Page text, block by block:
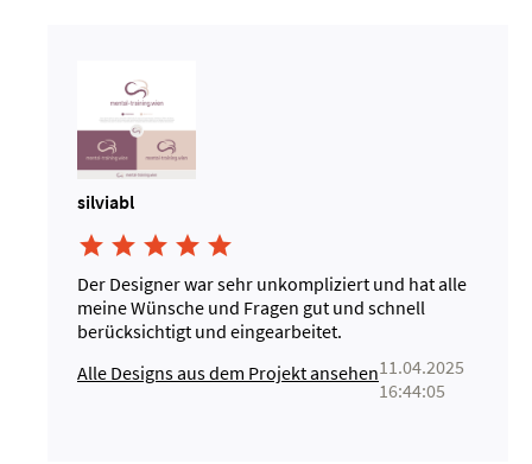
silviabl
    
Der Designer war sehr unkompliziert und hat alle
meine Wünsche und Fragen gut und schnell
berücksichtigt und eingearbeitet.
Alle Designs aus dem Projekt ansehen11.04.2025
16:44:05